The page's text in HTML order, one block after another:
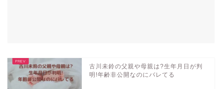
古川未鈴の父親や母親は?生年月日が判
明!年齢非公開なのにバレてる